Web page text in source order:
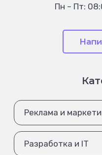
Пн – Пт:
Реклама и
Разработка и IT